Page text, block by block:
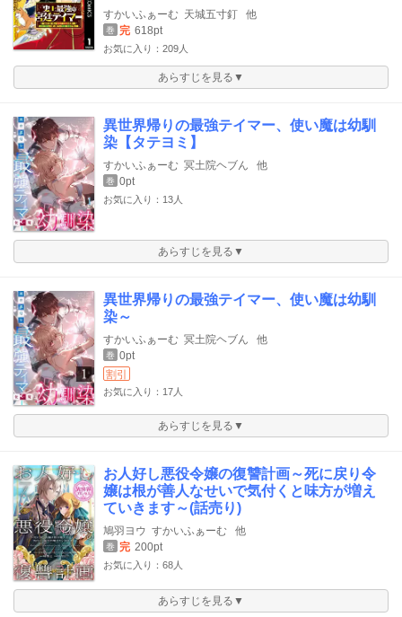
すかいふぁーむ 天城五寸釘 他
巻 完 618pt
お気に入り：209人
あらすじを見る▼
異世界帰りの最強テイマー、使い魔は幼馴
染【タテヨミ】
すかいふぁーむ 冥土院ヘブん 他
巻 0pt
お気に入り：13人
あらすじを見る▼
異世界帰りの最強テイマー、使い魔は幼馴
染～
すかいふぁーむ 冥土院ヘブん 他
巻 0pt
割引
お気に入り：17人
あらすじを見る▼
お人好し悪役令嬢の復讐計画～死に戻り令
嬢は根が善人なせいで気付くと味方が増え
ていきます～(話売り)
鳩羽ヨウ すかいふぁーむ 他
巻 完 200pt
お気に入り：68人
あらすじを見る▼